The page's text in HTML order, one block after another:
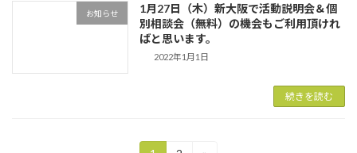
お知らせ
1月27日（木）新大阪で活動説明会＆個
別相談会（無料）の機会もご利用頂けれ
ばと思います。
2022年1月1日
続きを読む